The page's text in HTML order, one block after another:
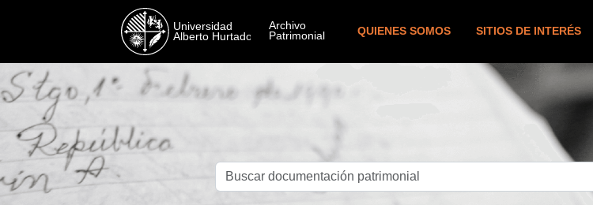
QUIENES SOMOS SITIOS DE INTERÉS